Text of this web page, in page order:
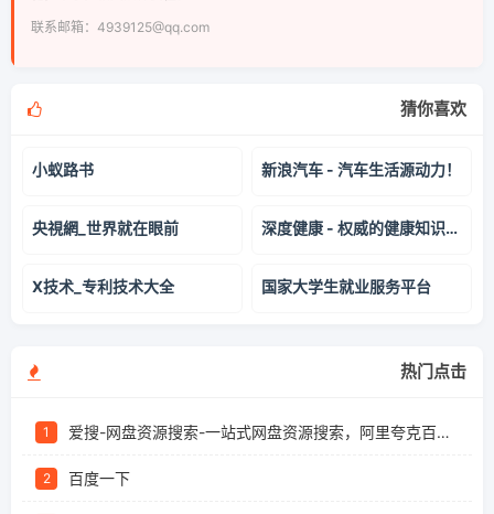
联系邮箱：4939125@qq.com
猜你喜欢
小蚁路书 新浪汽车 - 汽车生活源动力！
央視網_世界就在眼前 深度健康 - 权威的健康知识科普平台
X技术_专利技术大全 国家大学生就业服务平台
热门点击
1 爱搜-网盘资源搜索-一站式网盘资源搜索，阿里夸克百度迅雷UC全聚合
2 百度一下